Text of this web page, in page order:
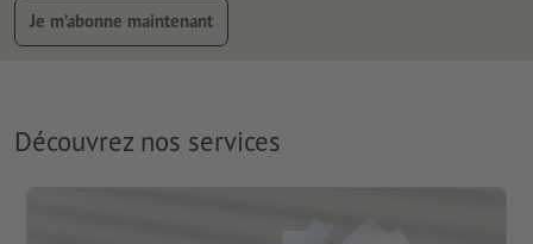
Je m’abonne maintenant
Découvrez nos services